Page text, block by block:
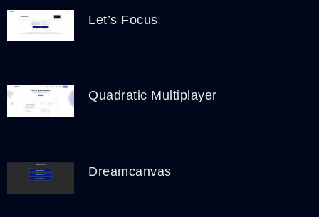
Let’s Focus
Quadratic Multiplayer
Dreamcanvas